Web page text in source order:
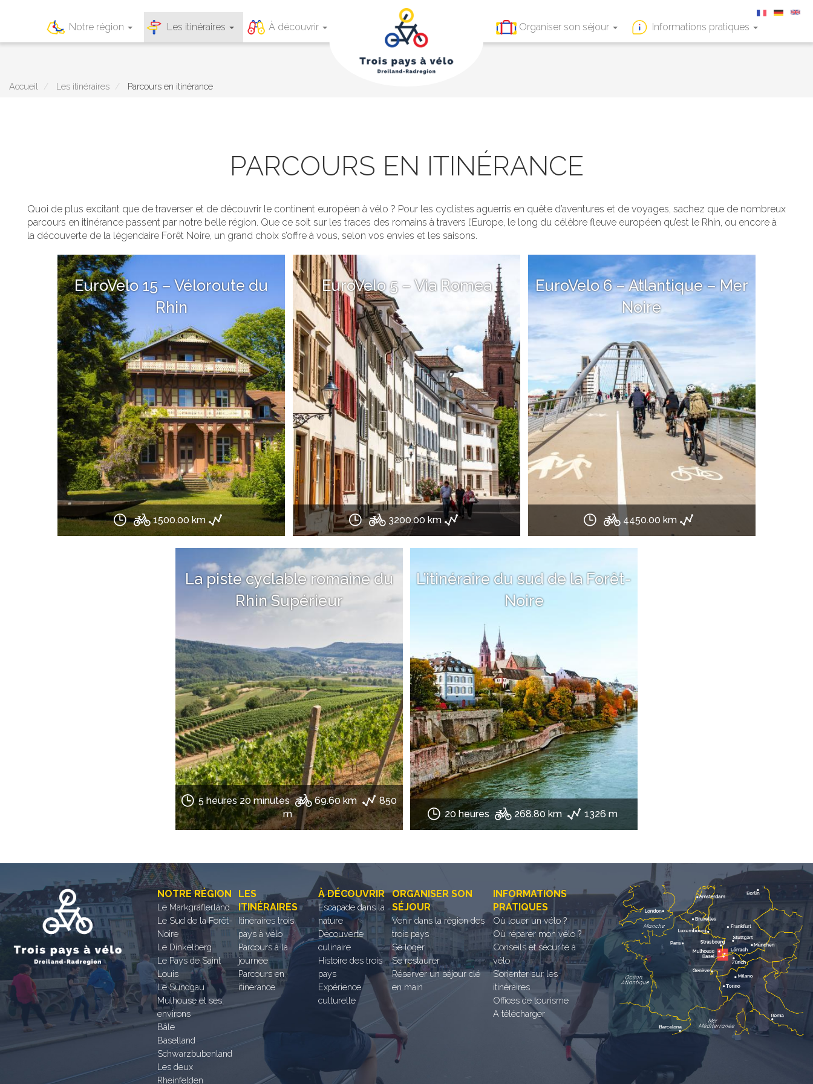
Aller
principal
navigation
Notre région Les itinéraires À découvrir Organiser son séjour Informations pratiques
Accueil Les itinéraires Parcours en itinérance
PARCOURS EN ITINÉRANCE
Quoi de plus excitant que de traverser et de découvrir le continent européen à vélo ? Pour les cyclistes aguerris en quête d’aventures et de voyages, sachez que de nombreux
parcours en itinérance passent par notre belle région. Que ce soit sur les traces des romains à travers l’Europe, le long du célèbre fleuve européen qu’est le Rhin, ou encore à
la découverte de la légendaire Forêt Noire, un grand choix s’offre à vous, selon vos envies et les saisons.
EuroVelo 15 – Véloroute du
Rhin
1500.00 km
EuroVelo 5 – Via Romea
3200.00 km
EuroVelo 6 – Atlantique – Mer
Noire
4450.00 km
La piste cyclable romaine du
Rhin Supérieur
5 heures 20 minutes 69.60 km
850
m
L’itinéraire du sud de la Forêt-
Noire
20 heures 268.80 km 1326 m
NOTRE RÉGION
Le Markgräflerland
Le Sud de la Forêt-
Noire
Le Dinkelberg
Le Pays de Saint
Louis
Le Sundgau
Mulhouse et ses
environs
Bâle
Baselland
Schwarzbubenland
Les deux
Rheinfelden
LES
ITINÉRAIRES
Itinéraires trois
pays à vélo
Parcours à la
journée
Parcours en
itinérance
À DÉCOUVRIR
Escapade dans la
nature
Découverte
culinaire
Histoire des trois
pays
Expérience
culturelle
ORGANISER SON
SÉJOUR
Venir dans la région des
trois pays
Se loger
Se restaurer
Réserver un séjour clé
en main
INFORMATIONS
PRATIQUES
Où louer un vélo ?
Où réparer mon vélo ?
Conseils et sécurité à
vélo
S’orienter sur les
itinéraires
Offices de tourisme
A télécharger